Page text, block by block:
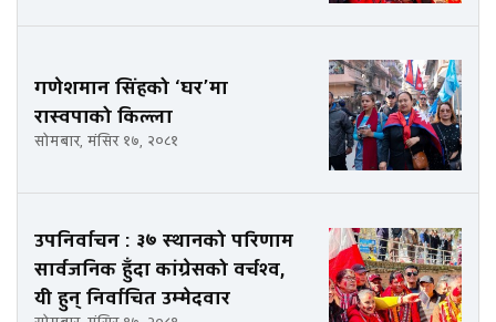
गणेशमान सिंहको ‘घर’मा
रास्वपाको किल्ला
सोमबार, मंसिर १७, २०८१
उपनिर्वाचन : ३७ स्थानको परिणाम
सार्वजनिक हुँदा कांग्रेसको वर्चश्व,
यी हुन् निर्वाचित उम्मेदवार